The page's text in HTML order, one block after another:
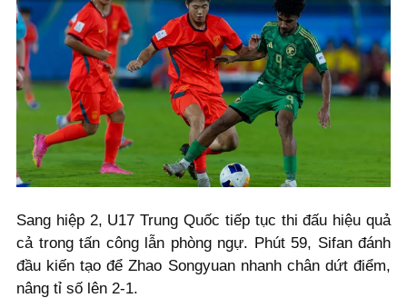
Sang hiệp 2, U17 Trung Quốc tiếp tục thi đấu hiệu quả
cả trong tấn công lẫn phòng ngự. Phút 59, Sifan đánh
đầu kiến tạo để Zhao Songyuan nhanh chân dứt điểm,
nâng tỉ số lên 2-1.